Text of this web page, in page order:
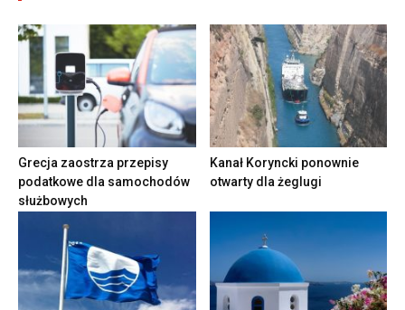
Grecja zaostrza przepisy
podatkowe dla samochodów
służbowych
Kanał Koryncki ponownie
otwarty dla żeglugi